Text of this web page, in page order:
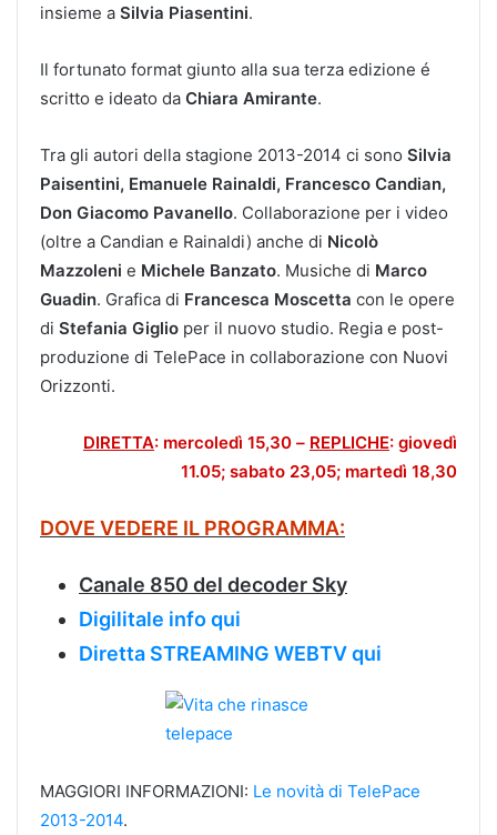
insieme a Silvia Piasentini.
Il fortunato format giunto alla sua terza edizione é
scritto e ideato da Chiara Amirante.
Tra gli autori della stagione 2013-2014 ci sono Silvia
Paisentini, Emanuele Rainaldi, Francesco Candian,
Don Giacomo Pavanello. Collaborazione per i video
(oltre a Candian e Rainaldi) anche di Nicolò
Mazzoleni e Michele Banzato. Musiche di Marco
Guadin. Grafica di Francesca Moscetta con le opere
di Stefania Giglio per il nuovo studio. Regia e post-
produzione di TelePace in collaborazione con Nuovi
Orizzonti.
DIRETTA: mercoledì 15,30 – REPLICHE: giovedì
11.05; sabato 23,05; martedì 18,30
DOVE VEDERE IL PROGRAMMA:
Canale 850 del decoder Sky
Digilitale info qui
Diretta STREAMING WEBTV qui
MAGGIORI INFORMAZIONI: Le novità di TelePace
2013-2014.